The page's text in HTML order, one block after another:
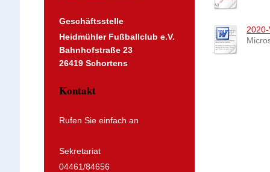
Geschäftsstelle
Heidmühler Fußballclub e.V.
Bahnhofstraße 23
26419 Schortens
Kontakt
Rufen Sie einfach an
Sekretariat
04461/84656